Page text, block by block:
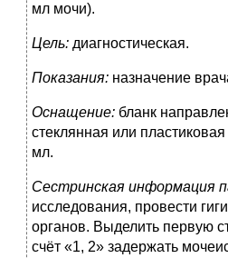
мл мочи).
Цель: диагностическая.
Показания: назначение
Оснащение: бланк
стеклянная или
мл.
Сестринская информация
исследования, провести
органов. Выделить первую
счёт «1, 2» задержать